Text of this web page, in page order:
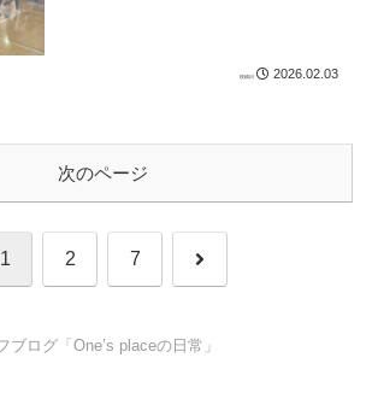
2026.02.03
次のページ
1 2 7 次
ブログ「One’s placeの日常」